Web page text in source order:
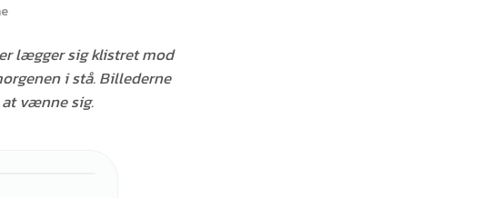
lægger sig klistret mod
i stå. Billederne
vænne sig.